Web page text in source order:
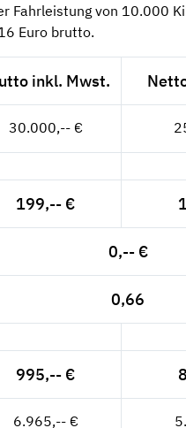
Fahrleistung von 10.000
Euro brutto.
inkl. Mwst.
30.000,-- €
199,-- €
0,-- €
0,66
995,-- €
6.965,-- €